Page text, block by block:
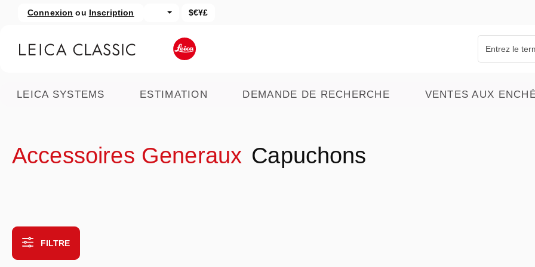
au contenu principal
Passer à la recherche
Connexion ou Inscription $€¥£
LEICA SYSTEMS ESTIMATION DEMANDE DE RECHERCHE VENTES AUX
Accessoires Generaux Capuchons
FILTRE